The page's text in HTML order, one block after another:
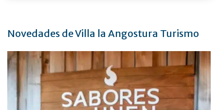
Novedades de Villa la Angostura Turismo